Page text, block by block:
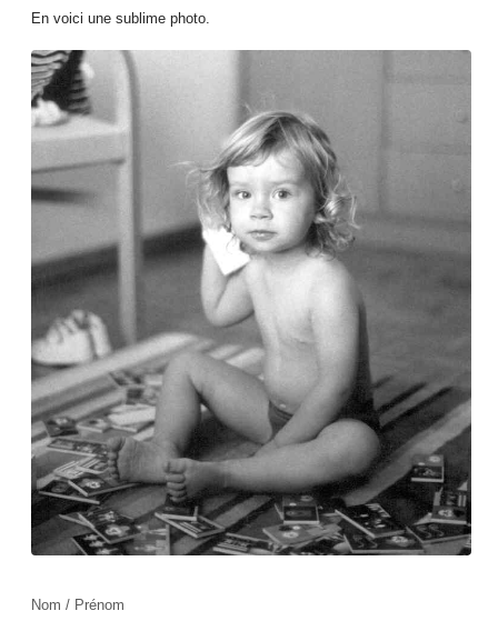
En voici une sublime photo.
Nom / Prénom